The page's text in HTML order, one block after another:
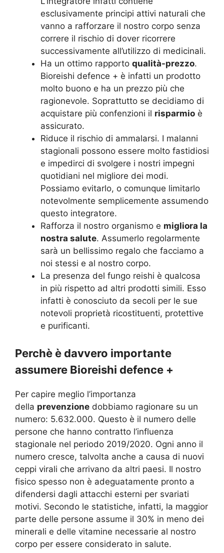
esclusivamente principi attivi naturali che
vanno a rafforzare il nostro corpo senza
correre il rischio di dover ricorrere
successivamente all’utilizzo di medicinali.
Ha un ottimo rapporto qualità-prezzo.
Bioreishi defence + è infatti un prodotto
molto buono e ha un prezzo più che
ragionevole. Soprattutto se decidiamo di
acquistare più confenzioni il risparmio è
assicurato.
Riduce il rischio di ammalarsi. I malanni
stagionali possono essere molto fastidiosi
e impedirci di svolgere i nostri impegni
quotidiani nel migliore dei modi.
Possiamo evitarlo, o comunque limitarlo
notevolmente semplicemente assumendo
questo integratore.
Rafforza il nostro organismo e migliora la
nostra salute. Assumerlo regolarmente
sarà un bellissimo regalo che facciamo a
noi stessi e al nostro corpo.
La presenza del fungo reishi è qualcosa
in più rispetto ad altri prodotti simili. Esso
infatti è conosciuto da secoli per le sue
notevoli proprietà ricostituenti, protettive
e purificanti.
Perchè è davvero importante
assumere Bioreishi defence +
Per capire meglio l’importanza
della prevenzione dobbiamo ragionare su un
numero: 5.632.000. Questo è il numero delle
persone che hanno contratto l’influenza
stagionale nel periodo 2019/2020. Ogni anno il
numero cresce, talvolta anche a causa di nuovi
ceppi virali che arrivano da altri paesi. Il nostro
fisico spesso non è adeguatamente pronto a
difendersi dagli attacchi esterni per svariati
motivi. Secondo le statistiche, infatti, la maggior
parte delle persone assume il 30% in meno dei
minerali e delle vitamine necessarie al nostro
corpo per essere considerato in salute.